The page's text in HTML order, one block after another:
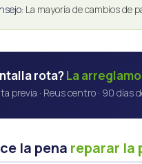
La mayoría de cambios de
rota?La
previa · Reus centro · 90 días
la pena reparar la